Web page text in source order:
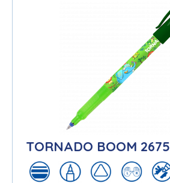
TORNADO BOOM 2675